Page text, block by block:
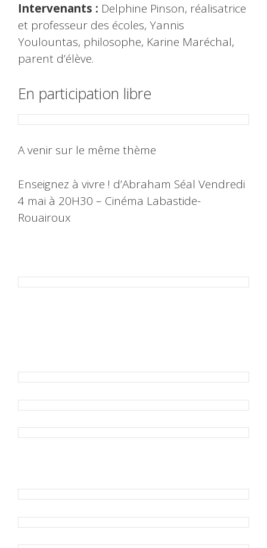
Intervenants : Delphine Pinson, réalisatrice
et professeur des écoles, Yannis
Youlountas, philosophe, Karine Maréchal,
parent d’élève.
En participation libre
A venir sur le même thème
Enseignez à vivre ! d’Abraham Séal Vendredi
4 mai à 20H30 – Cinéma Labastide-
Rouairoux